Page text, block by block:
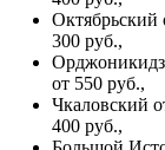
Октябрьский
300 руб.,
от 550 руб.,
Чкаловский
400 руб.,